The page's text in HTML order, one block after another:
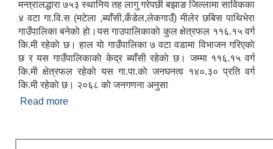
मन्त्रालद्धारा ७५३ स्थानिय तह लागु गरेपछी बझाङ जिल्लामा साविकका
४ वटा गा.वि.स (मटेला ,ब्याँसी,कँडेल,लेकगाउँ) मीलेर छबिस पाथिभेरा
गाउँपालिका बनेकाे हाे।यस गाउपालिकाकाे कुल क्षेत्रफल ११६.१५ वर्ग
कि.मी रहेकाे छ। हाल याे गाउँपालिका ७ वटा वडामा विभाजन गरिएकाे
छ र यस गाउँपालिकाकाे केद्र ब्याँसी रहेकाे छ। जम्मा ११६.१५ वर्ग
कि.मी क्षेत्रफल रहेकाे यस गा.पा.काे जनघनत्व १४०.३० प्रति वर्ग
कि.मी रहेकाे छ। २०६८ काे जनगणना अनुसा
Read more